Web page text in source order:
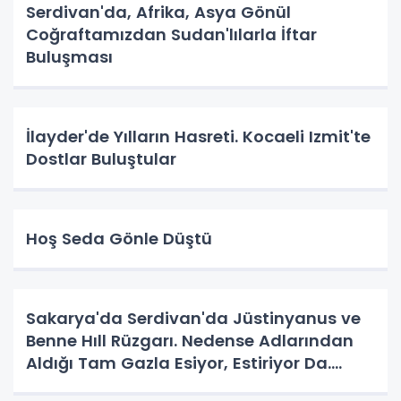
Serdivan'da, Afrika, Asya Gönül
Coğraftamızdan Sudan'lılarla İftar
Buluşması
İlayder'de Yılların Hasreti. Kocaeli Izmit'te
Dostlar Buluştular
Hoş Seda Gönle Düştü
Sakarya'da Serdivan'da Jüstinyanus ve
Benne Hıll Rüzgarı. Nedense Adlarından
Aldığı Tam Gazla Esiyor, Estiriyor Da.